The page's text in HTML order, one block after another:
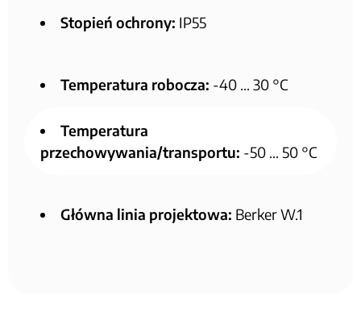
Stopień ochrony: IP55
Temperatura robocza: -40 … 30 °C
Temperatura
przechowywania/transportu: -50 … 50 °C
Główna linia projektowa: Berker W.1